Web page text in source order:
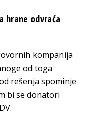
hrane odvraća
kompanija
od toga
rešenja spominje
bi se donatori